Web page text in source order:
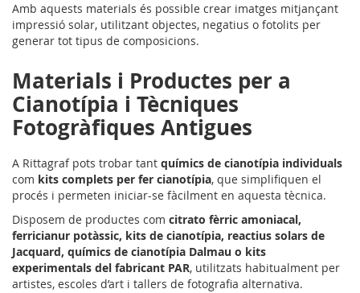
Amb aquests materials és possible crear imatges mitjançant
impressió solar, utilitzant objectes, negatius o fotolits per
generar tot tipus de composicions.
Materials i Productes per a
Cianotípia i Tècniques
Fotogràfiques Antigues
A Rittagraf pots trobar tant químics de cianotípia individuals
com kits complets per fer cianotípia, que simplifiquen el
procés i permeten iniciar-se fàcilment en aquesta tècnica.
Disposem de productes com citrato fèrric amoniacal,
ferricianur potàssic, kits de cianotípia, reactius solars de
Jacquard, químics de cianotípia Dalmau o kits
experimentals del fabricant PAR, utilitzats habitualment per
artistes, escoles d’art i tallers de fotografia alternativa.